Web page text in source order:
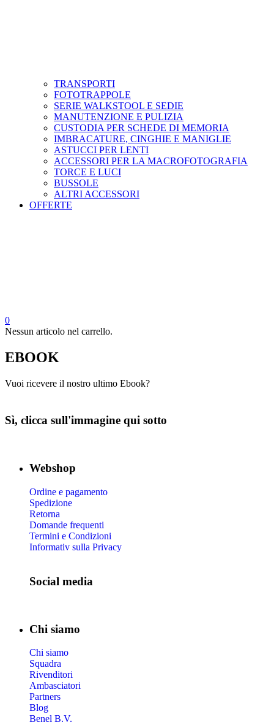
TRANSPORTI
FOTOTRAPPOLE
SERIE WALKSTOOL E SEDIE
MANUTENZIONE E PULIZIA
CUSTODIA PER SCHEDE DI MEMORIA
IMBRACATURE, CINGHIE E MANIGLIE
ASTUCCI PER LENTI
ACCESSORI PER LA MACROFOTOGRAFIA
TORCE E LUCI
BUSSOLE
ALTRI ACCESSORI
OFFERTE
0
Nessun articolo nel carrello.
EBOOK
Vuoi ricevere il nostro ultimo Ebook?
Sì, clicca sull'immagine qui sotto
Webshop
Ordine e pagamento
Spedizione
Retorna
Domande frequenti
Termini e Condizioni
Informativ sulla Privacy
Social media
Chi siamo
Chi siamo
Squadra
Rivenditori
Ambasciatori
Partners
Blog
Benel B.V.